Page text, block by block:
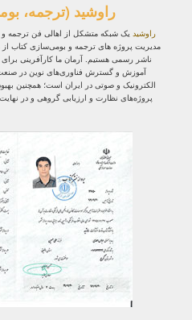
راوشید (ترجمه،
راوشید یک شبکه متشکل از اهالی فن ترجمه
مدیریت پروژه‌ های ترجمه و بومی‌سازی کتاب از
ناشر رسمی هستیم. آرمان ما کارآفرینی برای
آموزش و گسترش فناوری‌های نوین در صنعت
الکترونیک و صوتی در ایران است؛ همچنین
پروژه‌های نظارت و ارزیابی گروهی و در